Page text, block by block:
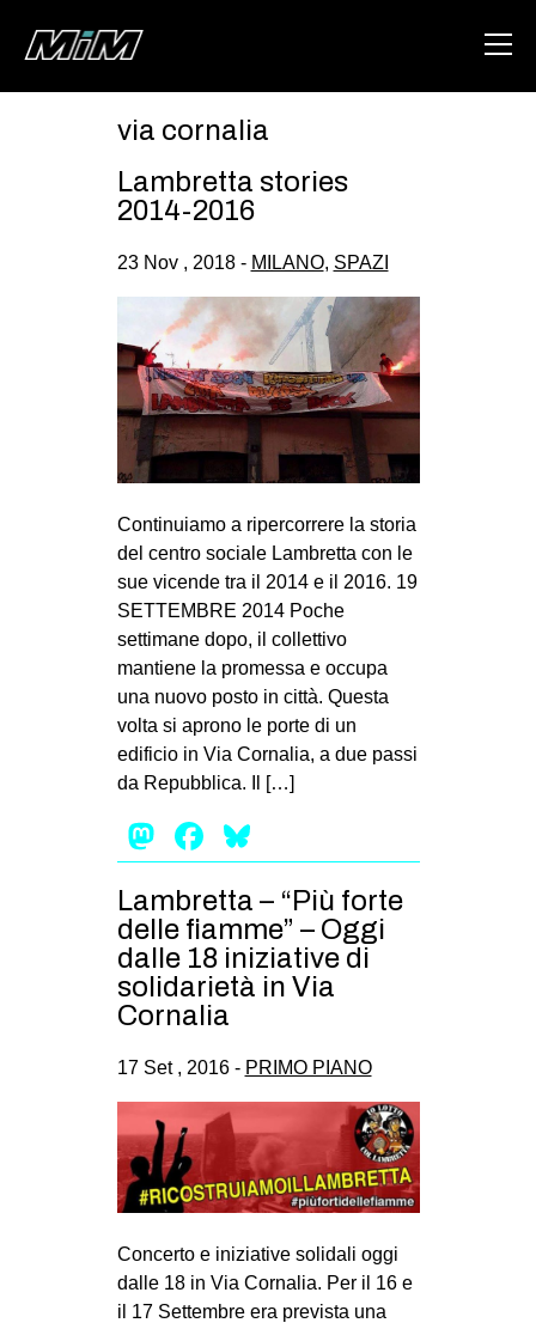
ABOUT
AREA
DEGENERAZIONE
GAZA FREESTYLE
CSOA LAMBRETTA
MSM
STUDENTI TSUNAMI
MILANO
MOBILITAZIONI
SPAZI
SPORT POPOLARE
MOVIMENTI
AMBIENTE
DIRITTO ALL’ABITARE
MIGRAZIONI
PRECARIATO
REPRESSIONE
ARTE
CINEMA
MANIFESTI
MUSICA
via cornalia
Lambretta stories
2014-2016
23 Nov , 2018 - MILANO, SPAZI
Continuiamo a ripercorrere la storia
del centro sociale Lambretta con le
sue vicende tra il 2014 e il 2016. 19
SETTEMBRE 2014 Poche
settimane dopo, il collettivo
mantiene la promessa e occupa
una nuovo posto in città. Questa
volta si aprono le porte di un
edificio in Via Cornalia, a due passi
da Repubblica. Il […]
Mastodon
Facebook
Lambretta – “Più forte
delle fiamme” – Oggi
dalle 18 iniziative di
solidarietà in Via
Cornalia
17 Set , 2016 - PRIMO PIANO
Concerto e iniziative solidali oggi
dalle 18 in Via Cornalia. Per il 16 e
il 17 Settembre era prevista una